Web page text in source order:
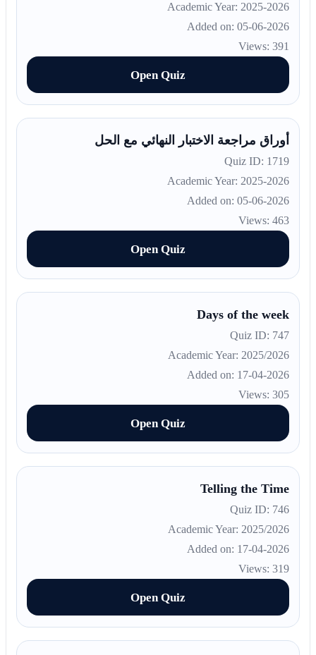
Academic Year: 2025-2026
Added on: 05-06-2026
Views: 391
Open Quiz
أوراق مراجعة الاختبار النهائي مع الحل
Quiz ID: 1719
Academic Year: 2025-2026
Added on: 05-06-2026
Views: 463
Open Quiz
Days of the week
Quiz ID: 747
Academic Year: 2025/2026
Added on: 17-04-2026
Views: 305
Open Quiz
Telling the Time
Quiz ID: 746
Academic Year: 2025/2026
Added on: 17-04-2026
Views: 319
Open Quiz